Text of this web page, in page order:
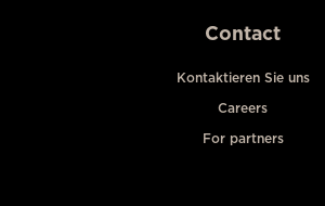
Contact
Kontaktieren Sie uns
Careers
For partners